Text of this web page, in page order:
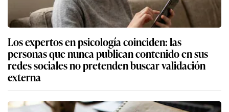
Los expertos en psicología coinciden: las
personas que nunca publican contenido en sus
redes sociales no pretenden buscar validación
externa